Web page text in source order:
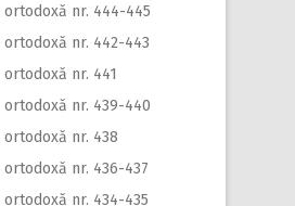
ortodoxă nr. 444-445
ortodoxă nr. 442-443
nr. 441
ortodoxă nr. 439-440
ortodoxă nr. 438
ortodoxă nr. 436-437
ortodoxă nr. 434-435